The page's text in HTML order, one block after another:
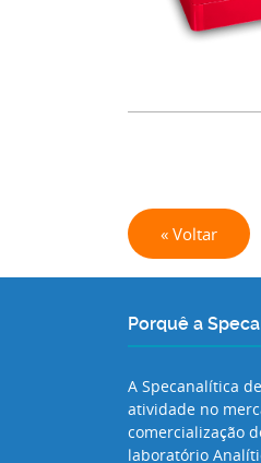
« Voltar
Porquê a
A Specanalítica
atividade no
comercialização
laboratório